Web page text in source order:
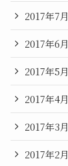
2017年7月
2017年6月
2017年5月
2017年4月
2017年3月
2017年2月